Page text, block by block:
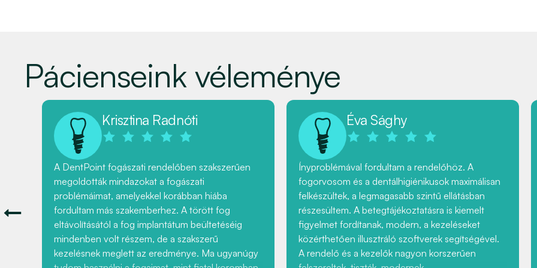
Pácienseink véleménye
Krisztina Radnóti
A DentPoint fogászati rendelőben szakszerűen
megoldották mindazokat a fogászati
problémáimat, amelyekkel korábban hiába
fordultam más szakemberhez. A törött fog
eltávolításától a fog implantátum beültetéséig
mindenben volt részem, de a szakszerű
kezelésnek meglett az eredménye. Ma ugyanúgy
Éva Sághy
Ínyproblémával fordultam a rendelőhöz. A
fogorvosom és a dentálhigiénikusok maximálisan
felkészültek, a legmagasabb szintű ellátásban
részesültem. A betegtájékoztatásra is kiemelt
figyelmet fordítanak, modern, a kezeléseket
közérthetően illusztráló szoftverek segítségével.
A rendelő és a kezelők nagyon korszerűen